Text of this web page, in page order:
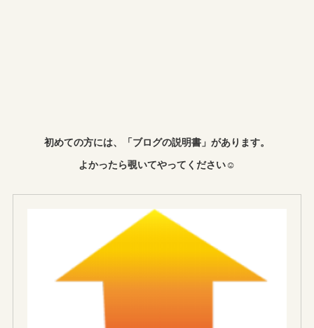
初めての方には、「ブログの説明書」があります。
よかったら覗いてやってください☺︎